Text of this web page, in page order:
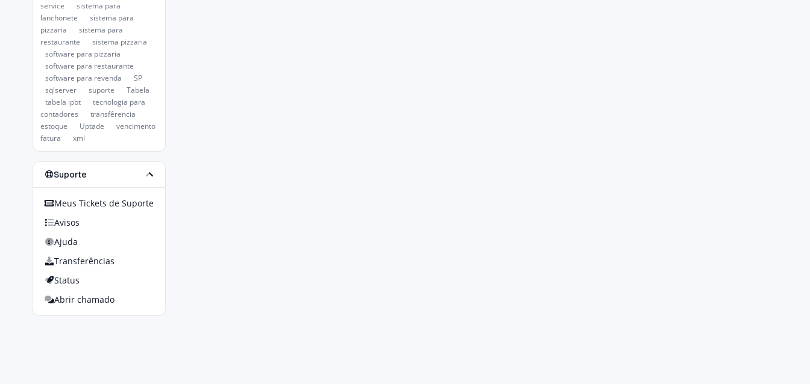
service
sistema para
lanchonete
sistema para
pizzaria
sistema para
restaurante
sistema pizzaria
software para pizzaria
software para restaurante
software para revenda
SP
sqlserver
suporte
Tabela
tabela ipbt
tecnologia para
contadores
transfêrencia
estoque
Uptade
vencimento
fatura
xml
Suporte
Meus Tickets de Suporte
Avisos
Ajuda
Transferências
Status
Abrir chamado